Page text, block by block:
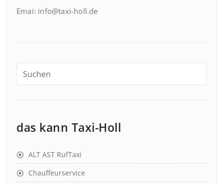
Emai: info@taxi-holl.de
das kann Taxi-Holl
ALT AST RufTaxi
Chauffeurservice